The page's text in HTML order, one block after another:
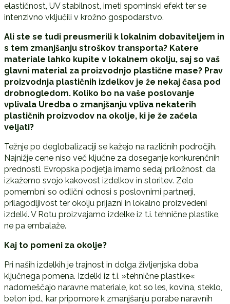
elastičnost, UV stabilnost, imeti spominski efekt ter se
intenzivno vključili v krožno gospodarstvo.
Ali ste se tudi preusmerili k lokalnim dobaviteljem in
s tem zmanjšanju stroškov transporta? Katere
materiale lahko kupite v lokalnem okolju, saj so vaš
glavni material za proizvodnjo plastične mase? Prav
proizvodnja plastičnih izdelkov je že nekaj časa pod
drobnogledom. Koliko bo na vaše poslovanje
vplivala Uredba o zmanjšanju vpliva nekaterih
plastičnih proizvodov na okolje, ki je že začela
veljati?
Težnje po deglobalizaciji se kažejo na različnih področjih.
Najnižje cene niso več ključne za doseganje konkurenčnih
prednosti. Evropska podjetja imamo sedaj priložnost, da
izkažemo svojo kakovost izdelkov in storitev. Zelo
pomembni so odlični odnosi s poslovnimi partnerji,
prilagodljivost ter okolju prijazni in lokalno proizvedeni
izdelki. V Rotu proizvajamo izdelke iz t.i. tehnične plastike,
ne pa embalaže.
Kaj to pomeni za okolje?
Pri naših izdelkih je trajnost in dolga življenjska doba
ključnega pomena. Izdelki iz t.i. »tehnične plastike«
nadomeščajo naravne materiale, kot so les, kovina, steklo,
beton ipd., kar pripomore k zmanjšanju porabe naravnih